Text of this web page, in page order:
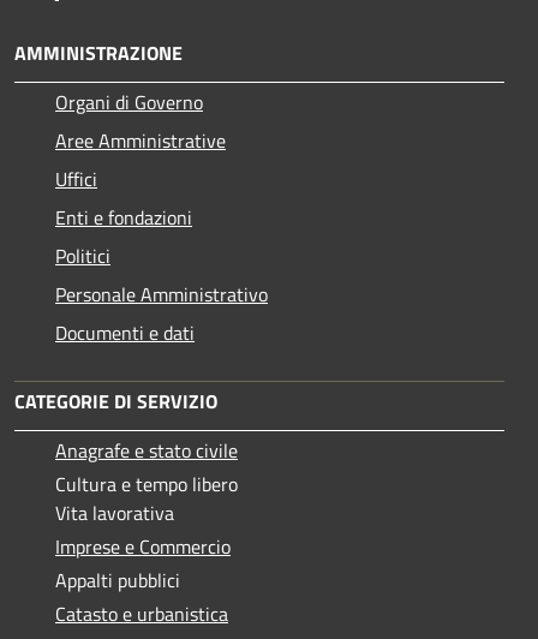
AMMINISTRAZIONE
Organi di Governo
Aree Amministrative
Uffici
Enti e fondazioni
Politici
Personale Amministrativo
Documenti e dati
CATEGORIE DI SERVIZIO
Anagrafe e stato civile
Cultura e tempo libero
Vita lavorativa
Imprese e Commercio
Appalti pubblici
Catasto e urbanistica